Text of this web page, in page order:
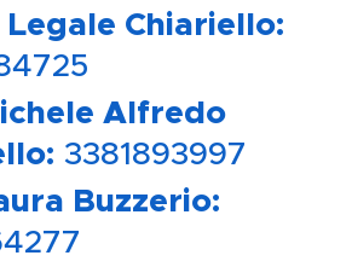
Chiariello:
Alfredo
3381893997
Buzzerio: